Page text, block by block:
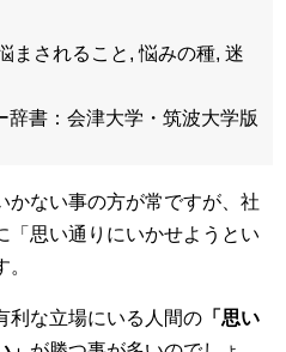
まされること, 悩みの種, 迷
書：会津大学・筑波大学版
かない事の方が常ですが、社
「思い通りにいかせようとい
利な立場にいる人間の 「思い